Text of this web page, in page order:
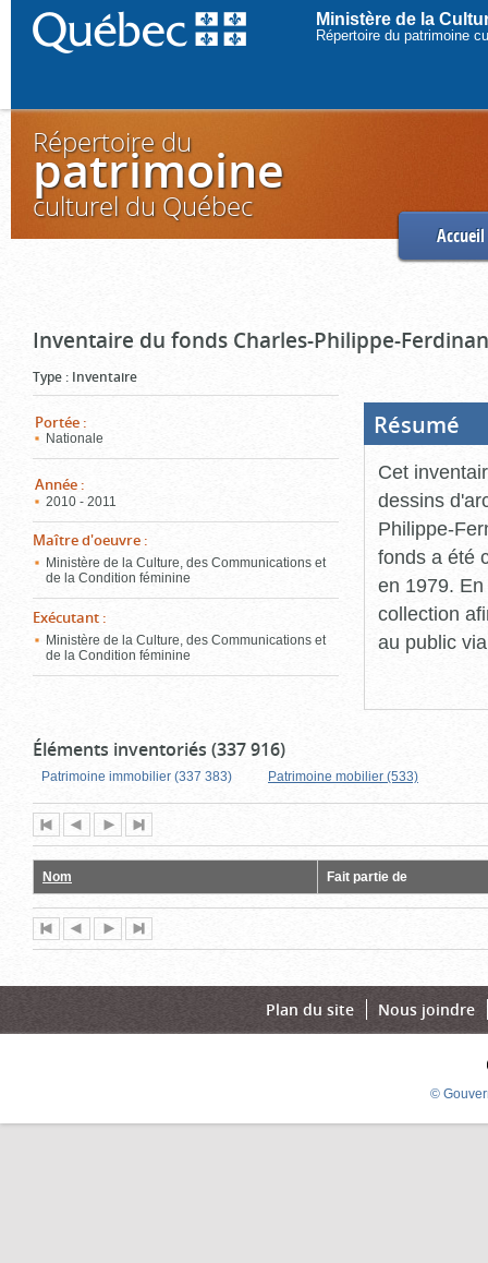
Ministère de la
Répertoire du patrimoine
Répertoire du
patrimoine
culturel du Québec
Accueil
Inventaire du fonds Charles-Philippe-
Type : Inventaire
Portée :
Nationale
Année :
2010 - 2011
Maître d'oeuvre :
Ministère de la Culture, des Communications et
de la Condition féminine
Exécutant :
Ministère de la Culture, des Communications et
de la Condition féminine
Résumé
Cet
dessins
Philippe-
fonds a été
en 1979.
collection
au public
Éléments inventoriés (337 916)
Patrimoine immobilier (337 383) Patrimoine mobilier (533)
Première
page
Page
précédente
suivante
page
Nom Fait partie de
Première
page
Page
précédente
suivante
page
Plan du site Nous joindre
©